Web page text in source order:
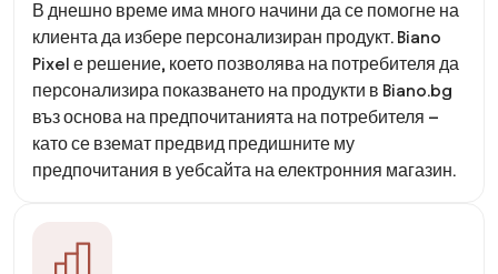
В днешно време има много начини да се помогне на
клиента да избере персонализиран продукт. Biano
Pixel е решение, което позволява на потребителя да
персонализира показването на продукти в Biano.bg
въз основа на предпочитанията на потребителя –
като се вземат предвид предишните му
предпочитания в уебсайта на електронния магазин.